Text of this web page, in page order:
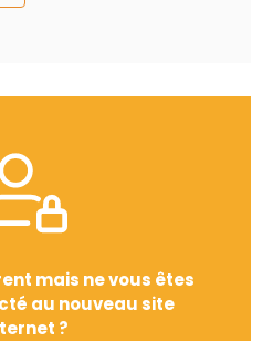
mais ne vous êtes
au nouveau site
?